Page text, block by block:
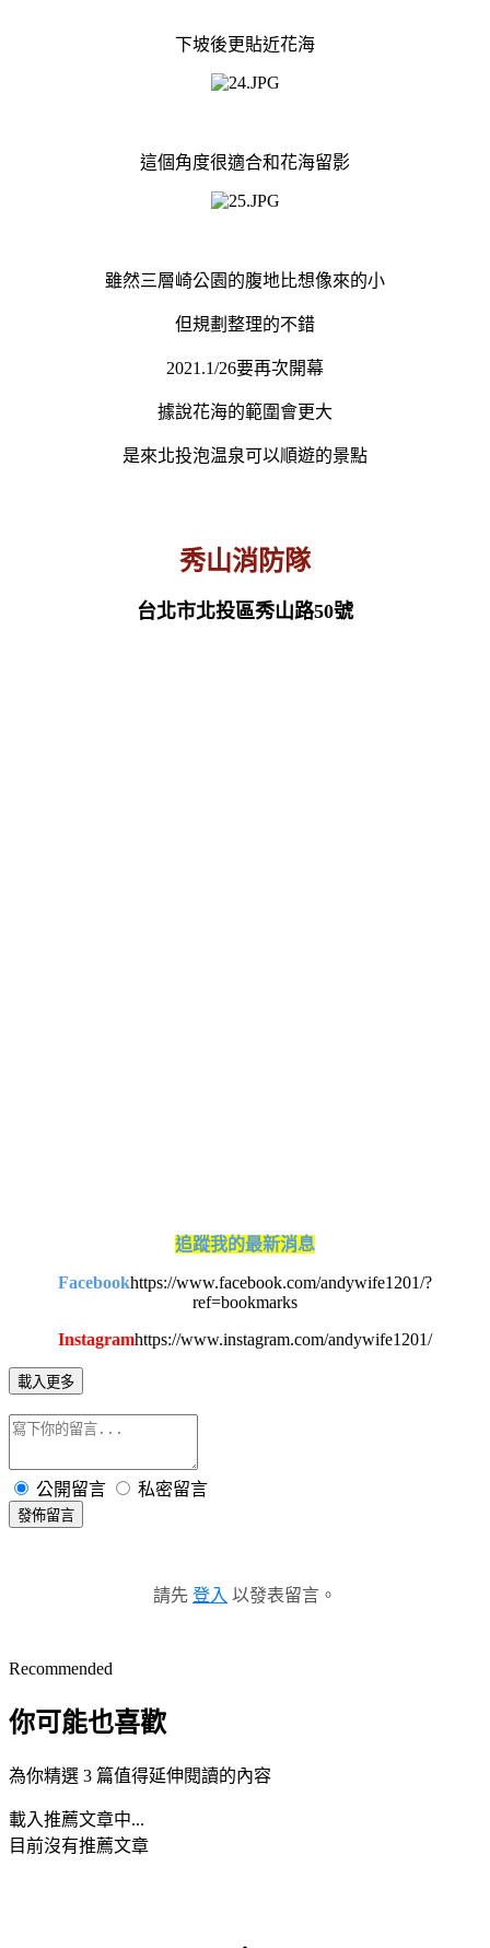
下坡後更貼近花海
這個角度很適合和花海留影
雖然三層崎公園的腹地比想像來的小
但規劃整理的不錯
2021.1/26要再次開幕
據說花海的範圍會更大
是來北投泡温泉可以順遊的景點
秀山消防隊
台北市北投區秀山路50號
追蹤我的最新消息
Facebookhttps://www.facebook.com/andywife1201/?
ref=bookmarks
Instagramhttps://www.instagram.com/andywife1201/
載入更多
公開留言 私密留言
發佈留言
請先 登入 以發表留言。
Recommended
你可能也喜歡
為你精選 3 篇值得延伸閱讀的內容
載入推薦文章中...
目前沒有推薦文章